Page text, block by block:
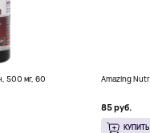
500 мг, 60
Amazing
85 руб.
КУПИТЬ